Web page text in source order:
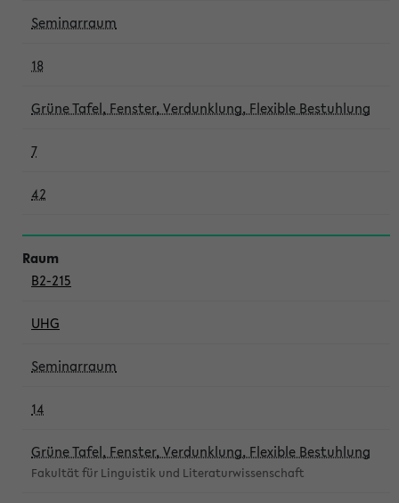
Seminarraum
18
Grüne Tafel, Fenster, Verdunklung, Flexible Bestuhlung
7
42
B2-215
UHG
Seminarraum
14
Grüne Tafel, Fenster, Verdunklung, Flexible Bestuhlung
Fakultät für Linguistik und Literaturwissenschaft